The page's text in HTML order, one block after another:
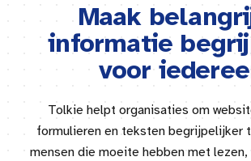
Maak
informatie
voor
Tolkie helpt organisaties om
formulieren en teksten begrijpelijker
mensen die moeite hebben met